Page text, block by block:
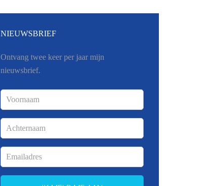
NIEUWSBRIEF
Ontvang twee keer per jaar mijn
nieuwsbrief.